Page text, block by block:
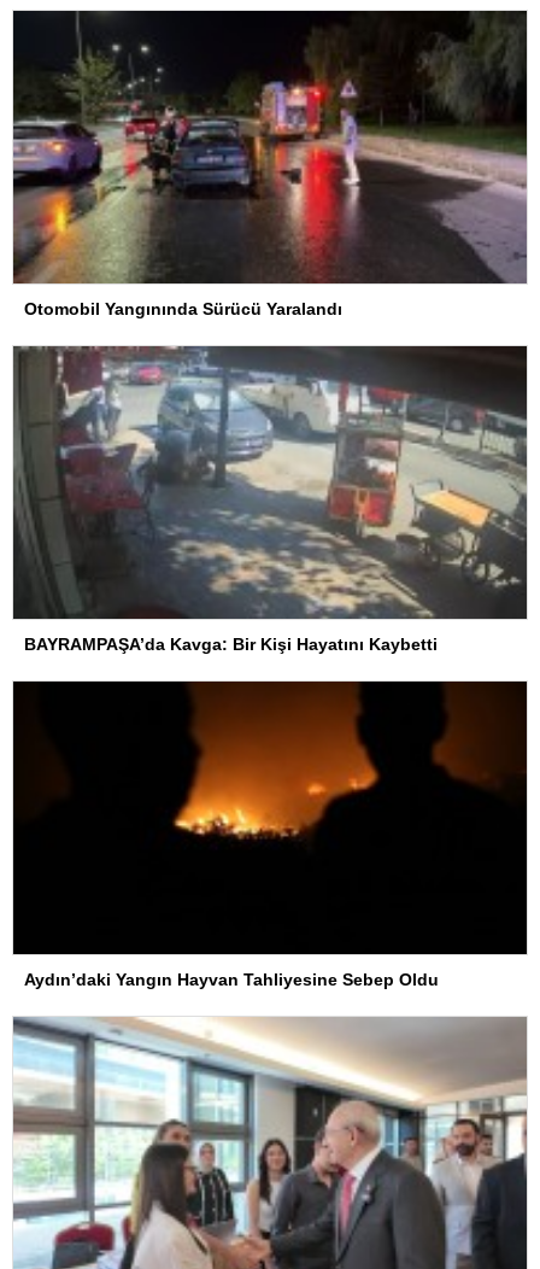
Otomobil Yangınında Sürücü Yaralandı
BAYRAMPAŞA’da Kavga: Bir Kişi Hayatını Kaybetti
Aydın’daki Yangın Hayvan Tahliyesine Sebep Oldu